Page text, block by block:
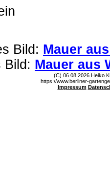
Bild: Mauer
Bild: Mauer aus
(C) 06.08.2026 Heiko
https://www.berliner-
Impressum